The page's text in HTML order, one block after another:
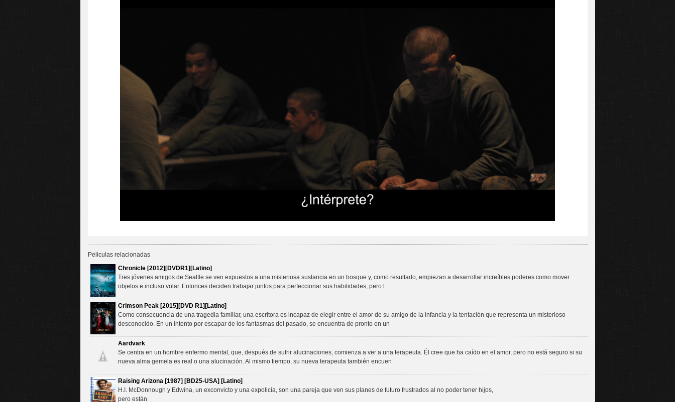
Peliculas relacionadas
Chronicle [2012][DVDR1][Latino]
Tres jóvenes amigos de Seattle se ven expuestos a una misteriosa sustancia en un bosque y, como resultado, empiezan a desarrollar increíbles poderes como mover
objetos e incluso volar. Entonces deciden trabajar juntos para perfeccionar sus habilidades, pero l
Crimson Peak [2015][DVD R1][Latino]
Como consecuencia de una tragedia familiar, una escritora es incapaz de elegir entre el amor de su amigo de la infancia y la tentación que representa un misterioso
desconocido. En un intento por escapar de los fantasmas del pasado, se encuentra de pronto en un
Aardvark
Se centra en un hombre enfermo mental, que, después de sufrir alucinaciones, comienza a ver a una terapeuta. Él cree que ha caído en el amor, pero no está seguro si su
nueva alma gemela es real o una alucinación. Al mismo tiempo, su nueva terapeuta también encuen
Raising Arizona [1987] [BD25-USA] [Latino]
H.I. McDonnough y Edwina, un exconvicto y una expolicía, son una pareja que ven sus planes de futuro frustrados al no poder tener hijos,
pero están